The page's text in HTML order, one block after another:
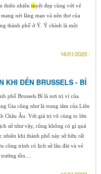
thiên nhiên tuyệt đẹp cùng với vẻ
mang nét lãng mạn và nên thơ của
thành phố ở Ý. Ý chính là một
16/01/2020 -
KHI ĐẾN BRUSSELS - BỈ
phố Brussels Bỉ là nơi trị vì của
Gia cũng như là trung tâm của Liên
Châu Âu. Với giá trị vô cùng to lớn
sử như vậy, cũng không có gì quá
nhiên khi thành phố này sở hữu rất
công trình có lịch sử lâu đài và vẻ
tồn....